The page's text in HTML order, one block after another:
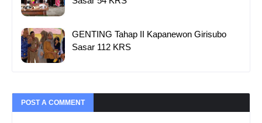
GENTING Tahap II Kapanewon Girisubo
Sasar 112 KRS
POST A COMMENT